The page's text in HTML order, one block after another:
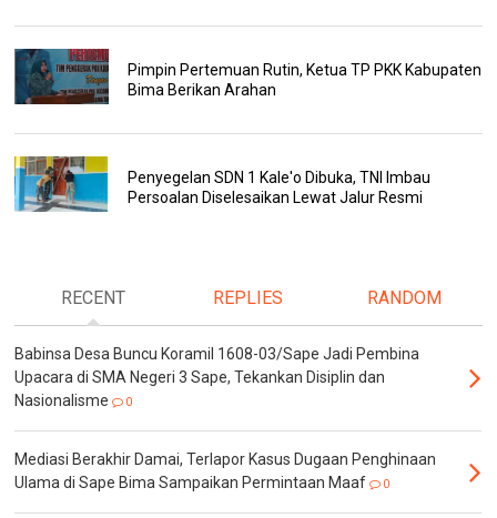
Pimpin Pertemuan Rutin, Ketua TP PKK Kabupaten
Bima Berikan Arahan
Penyegelan SDN 1 Kale'o Dibuka, TNI Imbau
Persoalan Diselesaikan Lewat Jalur Resmi
RECENT REPLIES RANDOM
Babinsa Desa Buncu Koramil 1608-03/Sape Jadi Pembina
Upacara di SMA Negeri 3 Sape, Tekankan Disiplin dan
Nasionalisme
0
Mediasi Berakhir Damai, Terlapor Kasus Dugaan Penghinaan
Ulama di Sape Bima Sampaikan Permintaan Maaf
0